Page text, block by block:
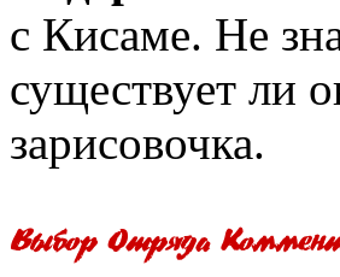
с Кисаме. Не
существует ли
зарисовочка.